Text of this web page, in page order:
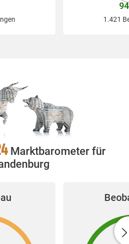
1.421
Marktbarometer für